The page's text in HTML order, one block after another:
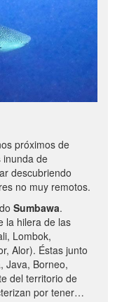
próximos de
inunda de
descubriendo
no muy remotos.
Sumbawa.
la hilera de las
Lombok,
Alor). Éstas junto
Java, Borneo,
del territorio de
por tener…